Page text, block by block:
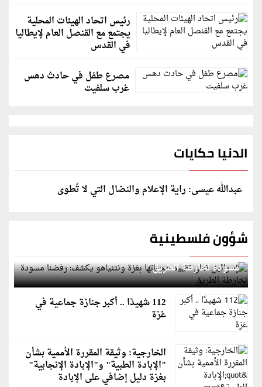
رئيس اتحاد الهيئات المحلية
يجتمع مع القنصل العام لإيطاليا
في القدس
مصرع طفل في حادث دهس
غرب سلفيت
الدنيا حكايات
عبدالله عيسى: راية الإعلام والنضال التي لا تُطوى
شؤون فلسطينية
إسرائيل تعلن تقييد هجماتها بغزة ونتنياهو يكشف: رفضنا
مسودة لخارطة الطريق
112 شهيدًا .. أكبر جنازة جماعية في
غزة
الخارجية: وثيقة المقررة الأممية بشأن
"الإبادة الطبية" و"الإبادة الإنجابية"
بغزة دليل إضافي على الإبادة